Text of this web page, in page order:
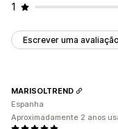
1
Escrever uma avaliação
MARISOLTREND
Espanha
Aproximadamente 2 anos